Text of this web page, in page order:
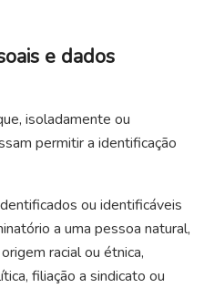
e dados
isoladamente ou
permitir a identificação
ou identificáveis
a uma pessoa natural,
racial ou étnica,
filiação a sindicato ou